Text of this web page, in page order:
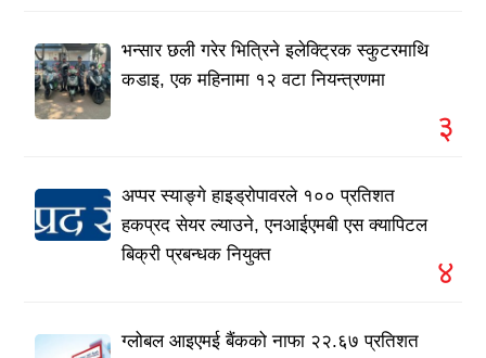
भन्सार छली गरेर भित्रिने इलेक्ट्रिक स्कुटरमाथि
कडाइ, एक महिनामा १२ वटा नियन्त्रणमा
३
अप्पर स्याङ्गे हाइड्रोपावरले १०० प्रतिशत
हकप्रद सेयर ल्याउने, एनआईएमबी एस क्यापिटल
बिक्री प्रबन्धक नियुक्त
४
ग्लोबल आइएमई बैंकको नाफा २२.६७ प्रतिशत